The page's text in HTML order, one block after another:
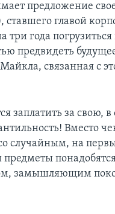
предложение
главой
года погрузиться
предвидеть
связанная с
заплатить за свою,
Вместо
случайным, на
предметы
замышляющим